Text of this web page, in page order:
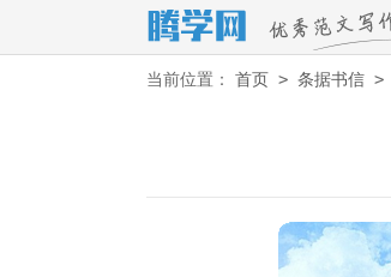
当前位置： 首页 > 条据书信 >